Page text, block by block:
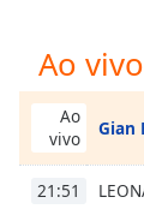
Playback
Rate
Chapters
Chapters
Ao
Ao
vivo
Gian
21:51